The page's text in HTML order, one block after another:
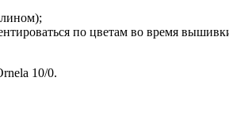
по цветам во время
10/0.